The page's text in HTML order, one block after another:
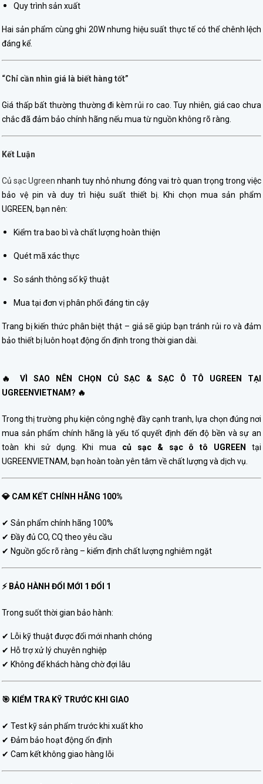
Quy trình sản xuất
Hai sản phẩm cùng ghi 20W nhưng hiệu suất thực tế có thể chênh lệch
đáng kể.
“Chỉ cần nhìn giá là biết hàng tốt”
Giá thấp bất thường thường đi kèm rủi ro cao. Tuy nhiên, giá cao chưa
chắc đã đảm bảo chính hãng nếu mua từ nguồn không rõ ràng.
Kết Luận
Củ sạc Ugreen nhanh tuy nhỏ nhưng đóng vai trò quan trọng trong việc
bảo vệ pin và duy trì hiệu suất thiết bị. Khi chọn mua sản phẩm
UGREEN, bạn nên:
Kiểm tra bao bì và chất lượng hoàn thiện
Quét mã xác thực
So sánh thông số kỹ thuật
Mua tại đơn vị phân phối đáng tin cậy
Trang bị kiến thức phân biệt thật – giả sẽ giúp bạn tránh rủi ro và đảm
bảo thiết bị luôn hoạt động ổn định trong thời gian dài.
🔥 VÌ SAO NÊN CHỌN CỦ SẠC & SẠC Ô TÔ UGREEN TẠI
UGREENVIETNAM? 🔥
Trong thị trường phụ kiện công nghệ đầy cạnh tranh, lựa chọn đúng nơi
mua sản phẩm chính hãng là yếu tố quyết định đến độ bền và sự an
toàn khi sử dụng. Khi mua củ sạc & sạc ô tô UGREEN
tại
UGREENVIETNAM, bạn hoàn toàn yên tâm về chất lượng và dịch vụ.
💎 CAM KẾT CHÍNH HÃNG 100%
✔ Sản phẩm chính hãng 100%
✔ Đầy đủ CO, CQ theo yêu cầu
✔ Nguồn gốc rõ ràng – kiểm định chất lượng nghiêm ngặt
⚡ BẢO HÀNH ĐỔI MỚI 1 ĐỔI 1
Trong suốt thời gian bảo hành:
✔ Lỗi kỹ thuật được đổi mới nhanh chóng
✔ Hỗ trợ xử lý chuyên nghiệp
✔ Không để khách hàng chờ đợi lâu
🎯 KIỂM TRA KỸ TRƯỚC KHI GIAO
✔ Test kỹ sản phẩm trước khi xuất kho
✔ Đảm bảo hoạt động ổn định
✔ Cam kết không giao hàng lỗi